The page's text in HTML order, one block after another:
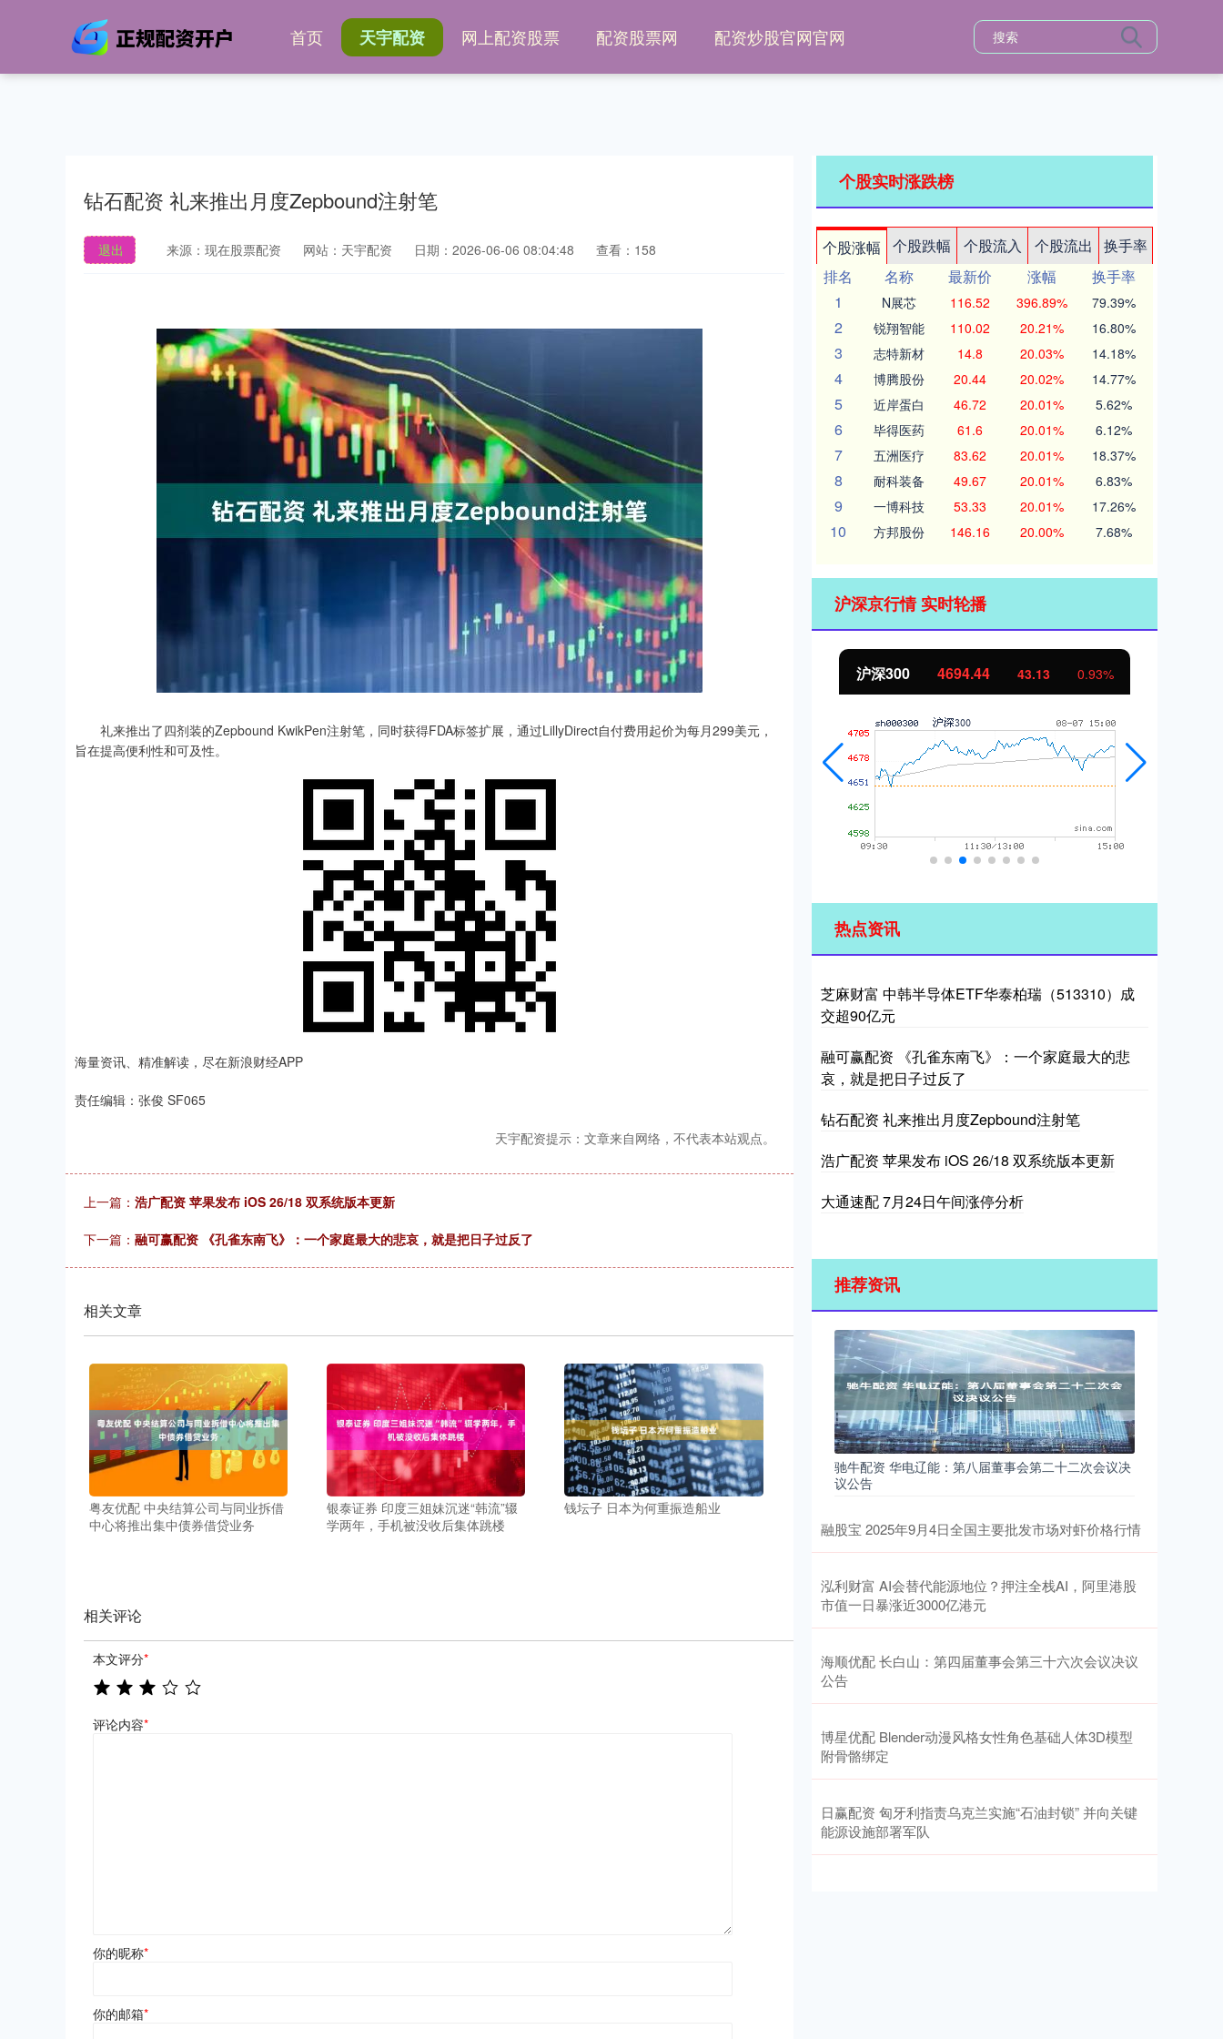
首页 天宇配资 网上配资股票 配资股票网 配资炒股官网官网
钻石配资 礼来推出月度Zepbound注射笔
退出 来源：现在股票配资 网站：天宇配资 日期：2026-06-06 08:04:48 查看：158
礼来推出了四剂装的Zepbound KwikPen注射笔，同时获得FDA标签扩展，通过LillyDirect自付费用起价为每月299美元，
旨在提高便利性和可及性。
海量资讯、精准解读，尽在新浪财经APP
责任编辑：张俊 SF065
天宇配资提示：文章来自网络，不代表本站观点。
上一篇： 浩广配资 苹果发布 iOS 26/18 双系统版本更新
下一篇： 融可赢配资 《孔雀东南飞》：一个家庭最大的悲哀，就是把日子过反了
相关文章
粤友优配 中央结算公司与同业拆借
中心将推出集中债券借贷业务
银泰证券 印度三姐妹沉迷“韩流”辍
学两年，手机被没收后集体跳楼
钱坛子 日本为何重振造船业
相关评论
本文评分*
评论内容*
你的昵称*
你的邮箱*
个股实时涨跌榜
个股涨幅 个股跌幅 个股流入 个股流出
换手率
排名
名称 最新价 涨幅
换手率
1
N展芯 116.52 396.89% 79.39%
2 锐翔智能 110.02 20.21% 16.80%
3 志特新材 14.8 20.03% 14.18%
4 博腾股份 20.44 20.02% 14.77%
5 近岸蛋白 46.72 20.01% 5.62%
6 毕得医药 61.6 20.01% 6.12%
7 五洲医疗 83.62 20.01% 18.37%
8 耐科装备 49.67 20.01% 6.83%
9 一博科技 53.33 20.01% 17.26%
10 方邦股份 146.16 20.00% 7.68%
沪深京行情 实时轮播
1.02% 14311.01 1.42% 沪深300 0.93% 北证50 1134.24
热点资讯
芝麻财富 中韩半导体ETF华泰柏瑞（513310）成
交超90亿元
融可赢配资 《孔雀东南飞》：一个家庭最大的悲
哀，就是把日子过反了
钻石配资 礼来推出月度Zepbound注射笔
浩广配资 苹果发布 iOS 26/18 双系统版本更新
大通速配 7月24日午间涨停分析
推荐资讯
驰牛配资 华电辽能：第八届董事会第二十二次会议决
议公告
融股宝 2025年9月4日全国主要批发市场对虾价格行情
泓利财富 AI会替代能源地位？押注全栈AI，阿里港股
市值一日暴涨近3000亿港元
海顺优配 长白山：第四届董事会第三十六次会议决议
公告
博星优配 Blender动漫风格女性角色基础人体3D模型
附骨骼绑定
日赢配资 匈牙利指责乌克兰实施“石油封锁” 并向关键
能源设施部署军队